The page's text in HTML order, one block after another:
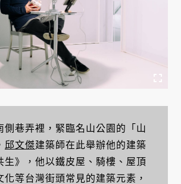
側巷弄裡，緊臨名山公園的「山
邱文傑建築師在此舉辦他的建築
生》，他以鐵皮屋、騎樓、屋頂
化等台灣街頭常見的建築元素，